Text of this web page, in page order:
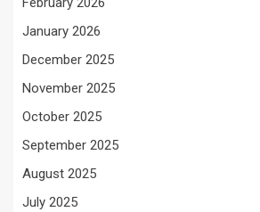
January 2026
December 2025
November 2025
October 2025
September 2025
August 2025
July 2025